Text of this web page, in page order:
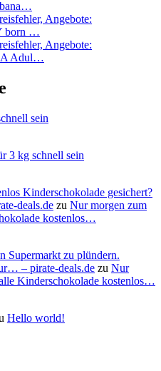
bana…
Angebote:
born …
Angebote:
Adul…
sein
3 kg schnell sein
Kinderschokolade gesichert?
deals.de zu Nur morgen zum
kostenlos…
Supermarkt zu plündern.
– pirate-deals.de zu Nur
Kinderschokolade kostenlos…
Hello world!